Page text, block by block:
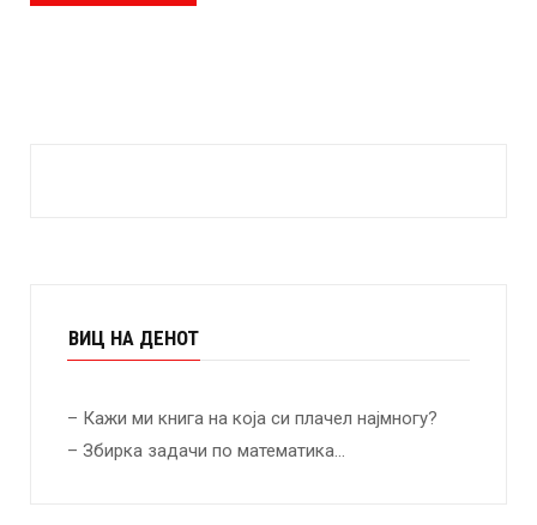
ВИЦ НА ДЕНОТ
– Кажи ми книга на која си плачел најмногу?
– Збирка задачи по математика…